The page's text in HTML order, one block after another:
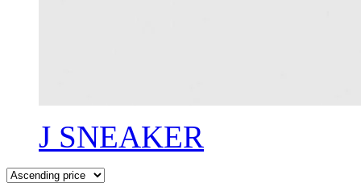
J SNEAKER